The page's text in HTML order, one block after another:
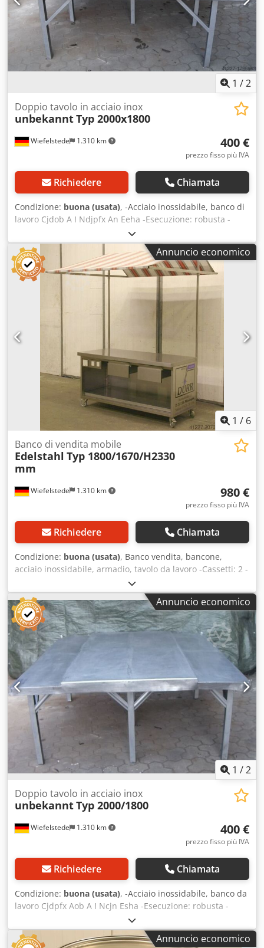
1 /2
Wiefelstede 1.310 km
Doppio tavolo in acciaio inox
unbekanntTyp 2000x1800
400 €
prezzo fisso più IVA
Richiedere Chiamata
Condizione: buona (usata), -Acciaio inossidabile, banco di
lavoro Cjdob A I Ndjpfx An Eeha -Esecuzione: robusta -
Piano di appoggio -Banco a doppia faccia -Dimensioni:
2000/1800/H810 mm -Peso: 117 kg
Annuncio economico
1 / 6
Wiefelstede 1.310 km
Banco di vendita mobile
Edelstahl Typ 1800/1670/H2330
mm
980 €
prezzo fisso più IVA
Richiedere Chiamata
Condizione: buona (usata), Banco vendita, bancone,
acciaio inossidabile, armadio, tavolo da lavoro -Cassetti: 2 -
Dimensioni del tavolo: 700/1600/H830 mm -Dimensioni
complessive: 1800/1670/H2330 mm -Struttura: robusta -
Dimensioni per il trasporto: 2060/730/H870 mm Cedpfob
Uhnijx An Eeha -Peso: 120 kg
Annuncio economico
1 /2
Wiefelstede 1.310 km
Doppio tavolo in acciaio inox
unbekanntTyp 2000/1800
400 €
prezzo fisso più IVA
Richiedere Chiamata
Condizione: buona (usata), -Acciaio inossidabile, banco da
lavoro Cjdpfx Aob A I Ncjn Esha -Esecuzione: robusta -
Piano di appoggio -Banco a doppia faccia -Dimensioni:
2000/1800/H800 mm -Peso: 100 kg
Annuncio economico